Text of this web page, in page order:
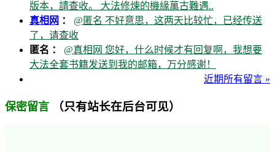
版本，請查收。 大法修煉的機緣萬古難遇..
真相网 ： @匿名 不好意思，这两天比较忙，已经传送
了，请查收
匿名 ： @真相网 您好，什么时候才有回复啊，我想要
大法全套书籍发送到我的邮箱，万分感谢！
近期所有留言 »
保密留言 （只有站长在后台可见）